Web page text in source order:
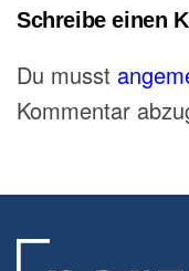
Schreibe einen
Du musst
Kommentar